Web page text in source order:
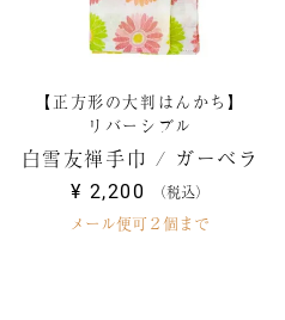
【正方形の大判はんかち】
リバーシブル
白雪友禅手巾 / ガーベラ
¥ 2,200 税込
メール便可２個まで